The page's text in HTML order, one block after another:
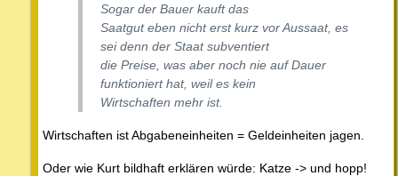
Sogar der Bauer kauft das
Saatgut eben nicht erst kurz vor Aussaat, es
sei denn der Staat subventiert
die Preise, was aber noch nie auf Dauer
funktioniert hat, weil es kein
Wirtschaften mehr ist.
Wirtschaften ist Abgabeneinheiten = Geldeinheiten jagen.
Oder wie Kurt bildhaft erklären würde: Katze -> und hopp!